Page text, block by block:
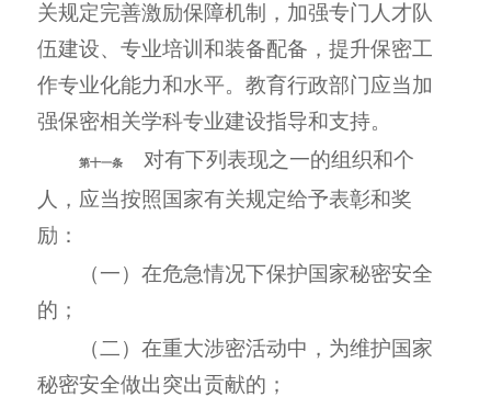
关规定完善激励保障机制，加强专门人才队
伍建设、专业培训和装备配备，提升保密工
作专业化能力和水平。教育行政部门应当加
强保密相关学科专业建设指导和支持。
第十一条
对有下列表现之一的组织和个
人，应当按照国家有关规定给予表彰和奖
励：
（一）在危急情况下保护国家秘密安全
的；
（二）在重大涉密活动中，为维护国家
秘密安全做出突出贡献的；